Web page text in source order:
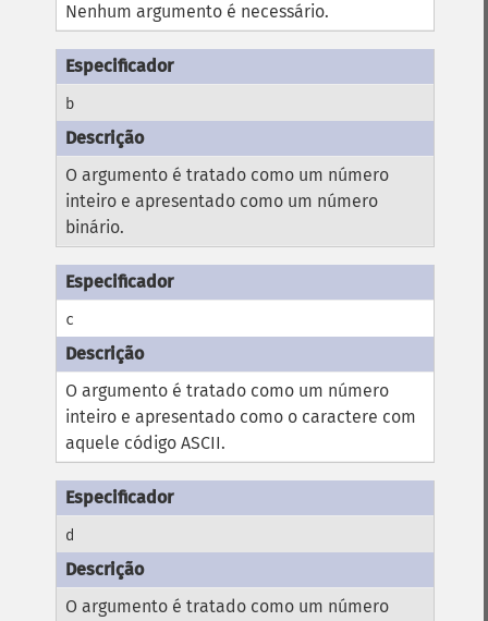
Nenhum argumento é necessário.
b
O argumento é tratado como um número
inteiro e apresentado como um número
binário.
c
O argumento é tratado como um número
inteiro e apresentado como o caractere com
aquele código ASCII.
d
O argumento é tratado como um número